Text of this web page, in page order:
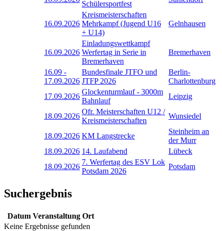
Schülersportfest
16.09.2026
Kreismeisterschaften
Mehrkampf (Jugend U16
+ U14)
Gelnhausen
16.09.2026
Einladungswettkampf
Werfertag in Serie in
Bremerhaven
Bremerhaven
16.09 -
17.09.2026
Bundesfinale JTFO und
JTFP 2026
Berlin-
Charlottenburg
17.09.2026
Glockenturmlauf - 3000m
Bahnlauf
Leipzig
18.09.2026
Ofr. Meisterschaften U12 /
Kreismeisterschaften
Wunsiedel
18.09.2026 KM Langstrecke
Steinheim an
der Murr
18.09.2026 14. Laufabend
Lübeck
18.09.2026
7. Werfertag des ESV Lok
Potsdam 2026
Potsdam
Suchergebnis
Datum Veranstaltung Ort
Keine Ergebnisse gefunden